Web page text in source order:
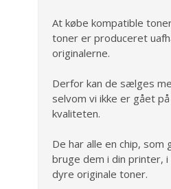
At købe kompatible
toner er produceret
originalerne.
Derfor kan de sælges
selvom vi ikke er gået
kvaliteten.
De har alle en chip,
bruge dem i din printer,
dyre originale toner.